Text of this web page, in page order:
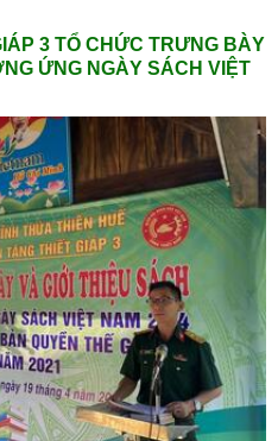
3 TỔ CHỨC TRƯNG BÀY
ỨNG NGÀY SÁCH VIỆT